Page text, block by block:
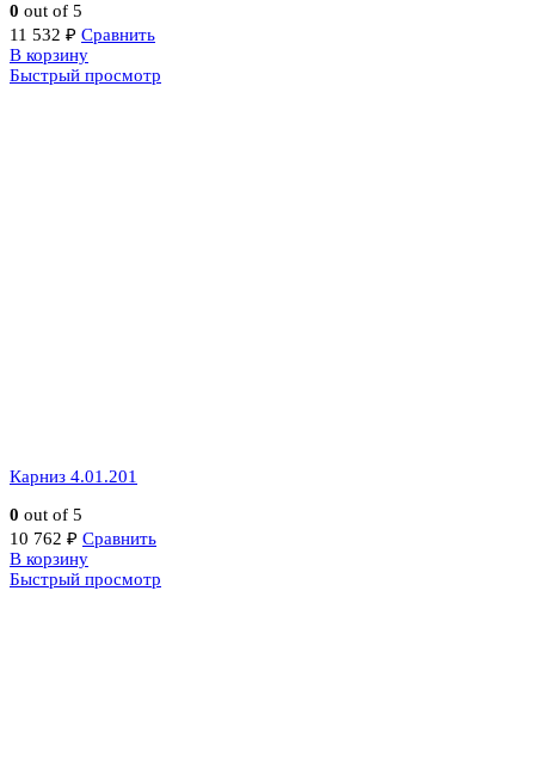
0 out of 5
11 532 ₽ Сравнить
В корзину
Быстрый просмотр
Карниз 4.01.201
0 out of 5
10 762 ₽ Сравнить
В корзину
Быстрый просмотр